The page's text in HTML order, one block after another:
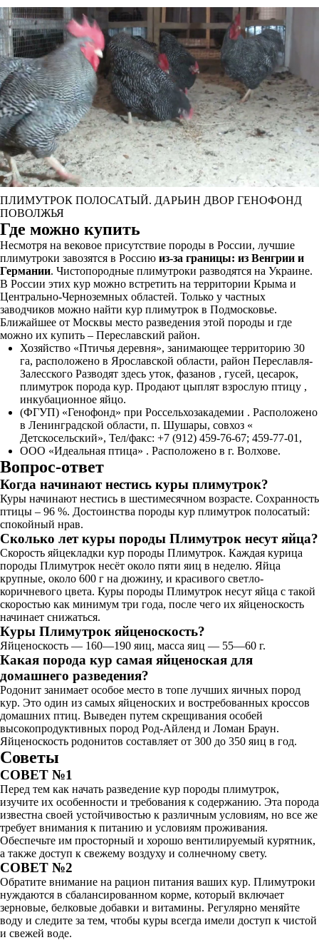
ПЛИМУТРОК ПОЛОСАТЫЙ. ДАРЬИН ДВОР ГЕНОФОНД
ПОВОЛЖЬЯ
Где можно купить
Несмотря на вековое присутствие породы в России, лучшие
плимутроки завозятся в Россию из-за границы: из Венгрии и
Германии. Чистопородные плимутроки разводятся на Украине.
В России этих кур можно встретить на территории Крыма и
Центрально-Черноземных областей. Только у частных
заводчиков можно найти кур плимутрок в Подмосковье.
Ближайшее от Москвы место разведения этой породы и где
можно их купить – Переславский район.
Хозяйство «Птичья деревня», занимающее территорию 30
га, расположено в Ярославской области, район Переславля-
Залесского Разводят здесь уток, фазанов , гусей, цесарок,
плимутрок порода кур. Продают цыплят взрослую птицу ,
инкубационное яйцо.
(ФГУП) «Генофонд» при Россельхозакадемии . Расположено
в Ленинградской области, п. Шушары, совхоз «
Детскосельский», Тел/факс: +7 (912) 459-76-67; 459-77-01,
ООО «Идеальная птица» . Расположено в г. Волхове.
Вопрос-ответ
Когда начинают нестись куры плимутрок?
Куры начинают нестись в шестимесячном возрасте. Сохранность
птицы – 96 %. Достоинства породы кур плимутрок полосатый:
спокойный нрав.
Сколько лет куры породы Плимутрок несут яйца?
Скорость яйцекладки кур породы Плимутрок. Каждая курица
породы Плимутрок несёт около пяти яиц в неделю. Яйца
крупные, около 600 г на дюжину, и красивого светло-
коричневого цвета. Куры породы Плимутрок несут яйца с такой
скоростью как минимум три года, после чего их яйценоскость
начинает снижаться.
Куры Плимутрок яйценоскость?
Яйценоскость — 160—190 яиц, масса яиц — 55—60 г.
Какая порода кур самая яйценоская для
домашнего разведения?
Родонит занимает особое место в топе лучших яичных пород
кур. Это один из самых яйценоских и востребованных кроссов
домашних птиц. Выведен путем скрещивания особей
высокопродуктивных пород Род-Айленд и Ломан Браун.
Яйценоскость родонитов составляет от 300 до 350 яиц в год.
Советы
СОВЕТ №1
Перед тем как начать разведение кур породы плимутрок,
изучите их особенности и требования к содержанию. Эта порода
известна своей устойчивостью к различным условиям, но все же
требует внимания к питанию и условиям проживания.
Обеспечьте им просторный и хорошо вентилируемый курятник,
а также доступ к свежему воздуху и солнечному свету.
СОВЕТ №2
Обратите внимание на рацион питания ваших кур. Плимутроки
нуждаются в сбалансированном корме, который включает
зерновые, белковые добавки и витамины. Регулярно меняйте
воду и следите за тем, чтобы куры всегда имели доступ к чистой
и свежей воде.